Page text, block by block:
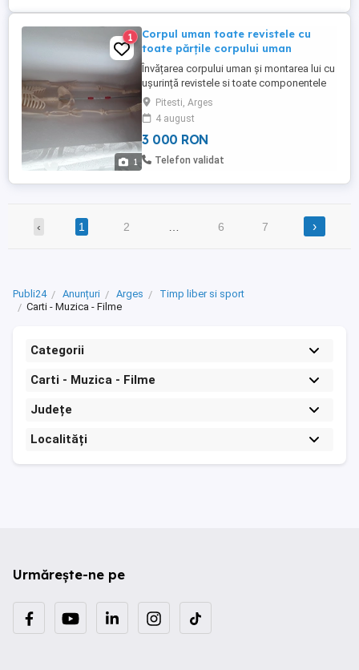
1
1
Corpul uman toate revistele cu
toate părțile corpului uman
Învățarea corpului uman și montarea lui cu
ușurință revistele si toate componentele
sunt sigilate
Pitesti, Arges
4 august
3 000 RON
Telefon validat
‹ 1 2 6 7 ›
Publi24 Anunțuri Arges
Timp liber si sport
Carti - Muzica - Filme
Categorii
Carti - Muzica - Filme
Județe
Localități
Urmărește-ne pe